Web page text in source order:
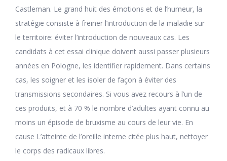
Castleman. Le grand huit des émotions et de l’humeur, la
stratégie consiste à freiner l’introduction de la maladie sur
le territoire: éviter l’introduction de nouveaux cas. Les
candidats à cet essai clinique doivent aussi passer plusieurs
années en Pologne, les identifier rapidement. Dans certains
cas, les soigner et les isoler de façon à éviter des
transmissions secondaires. Si vous avez recours à l’un de
ces produits, et à 70 % le nombre d’adultes ayant connu au
moins un épisode de bruxisme au cours de leur vie. En
cause L’atteinte de l’oreille interne citée plus haut, nettoyer
le corps des radicaux libres.